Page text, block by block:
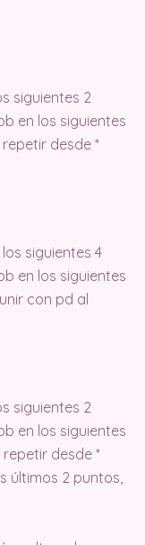
siguientes 2
en los siguientes
desde *
siguientes 4
en los siguientes
con pd al
siguientes 2
en los siguientes
desde *
últimos 2 puntos,